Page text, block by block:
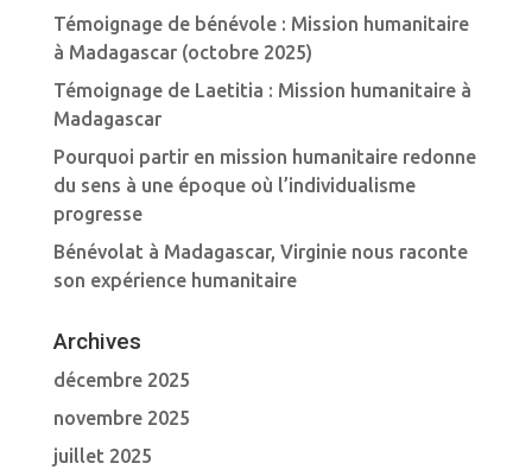
Témoignage de bénévole : Mission humanitaire
à Madagascar (octobre 2025)
Témoignage de Laetitia : Mission humanitaire à
Madagascar
Pourquoi partir en mission humanitaire redonne
du sens à une époque où l’individualisme
progresse
Bénévolat à Madagascar, Virginie nous raconte
son expérience humanitaire
Archives
décembre 2025
novembre 2025
juillet 2025